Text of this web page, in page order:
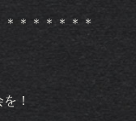
＊＊＊＊＊＊
！